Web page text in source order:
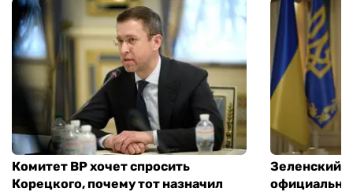
Комитет ВР хочет спросить
Корецкого, почему тот назначил
Зеленский